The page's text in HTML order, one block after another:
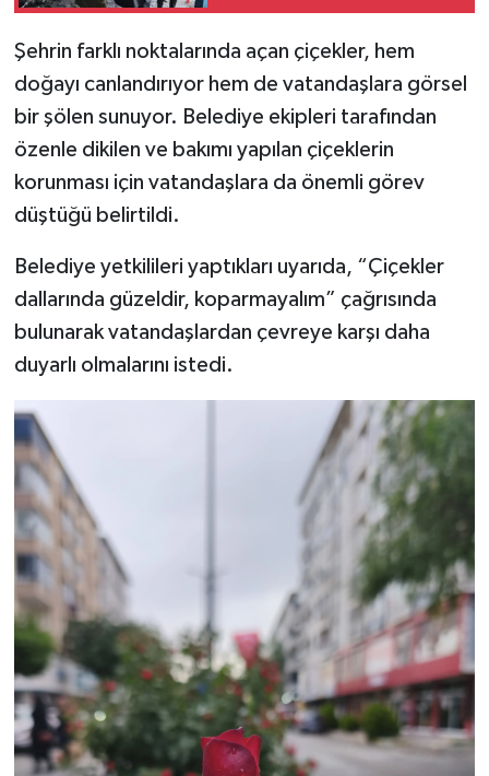
Şehrin farklı noktalarında açan çiçekler, hem
doğayı canlandırıyor hem de vatandaşlara görsel
bir şölen sunuyor. Belediye ekipleri tarafından
özenle dikilen ve bakımı yapılan çiçeklerin
korunması için vatandaşlara da önemli görev
düştüğü belirtildi.
Belediye yetkilileri yaptıkları uyarıda, “Çiçekler
dallarında güzeldir, koparmayalım” çağrısında
bulunarak vatandaşlardan çevreye karşı daha
duyarlı olmalarını istedi.